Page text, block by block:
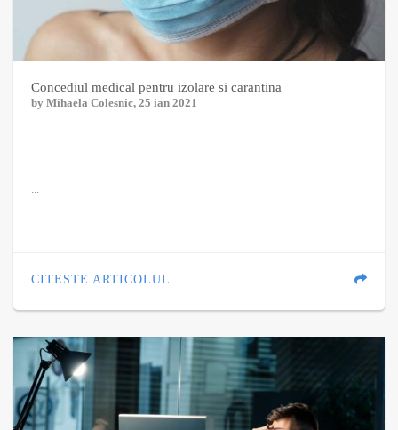
Concediul medical pentru izolare si carantina
by Mihaela Colesnic, 25 ian 2021
...
CITESTE ARTICOLUL